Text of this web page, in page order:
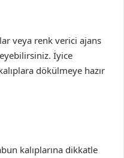
veya renk verici ajans
İyice
dökülmeye hazır
kalıplarına dikkatle